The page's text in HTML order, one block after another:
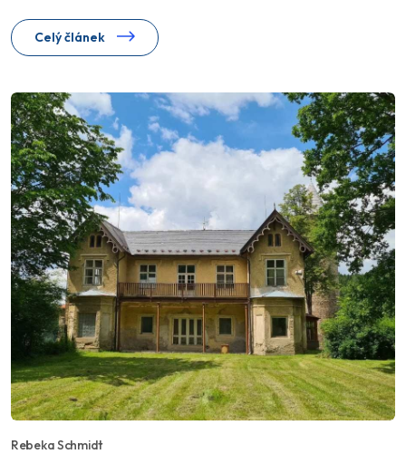
Celý článek
Rebeka Schmidt